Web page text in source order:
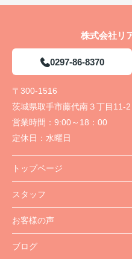
株式会社リ
0297-86-8370
〒300-1516
茨城県取手市藤代南３丁目11-
営業時間： 9:00～18：00
定休日： 水曜日
トップページ
スタッフ
お客様の声
ブログ